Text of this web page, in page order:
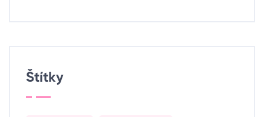
Štítky